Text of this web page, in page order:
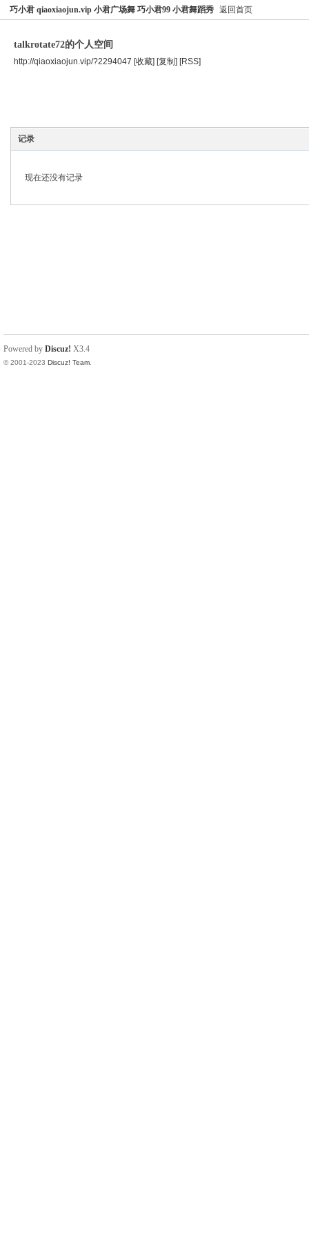
巧小君 qiaoxiaojun.vip 小君广场舞 巧小君99 小君舞蹈秀 返回首页
talkrotate72的个人空间
http://qiaoxiaojun.vip/?2294047 [收藏] [复制] [RSS]
记录
现在还没有记录
Powered by Discuz! X3.4
© 2001-2023 Discuz! Team